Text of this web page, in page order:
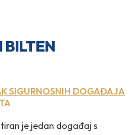
BILTEN
SIGURNOSNIH DOGAĐAJA
je jedan događaj s